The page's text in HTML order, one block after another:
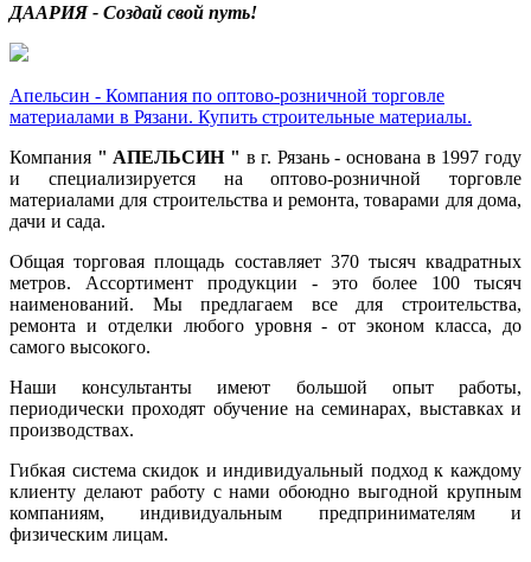
ДААРИЯ - Создай свой путь!
Апельсин - Компания по оптово-розничной торговле
материалами в Рязани. Купить строительные материалы.
Компания " АПЕЛЬСИН " в г. Рязань - основана в 1997 году
и специализируется на оптово-розничной торговле
материалами для строительства и ремонта, товарами для дома,
дачи и сада.
Общая торговая площадь составляет 370 тысяч квадратных
метров. Ассортимент продукции - это более 100 тысяч
наименований. Мы предлагаем все для строительства,
ремонта и отделки любого уровня - от эконом класса, до
самого высокого.
Наши консультанты имеют большой опыт работы,
периодически проходят обучение на семинарах, выставках и
производствах.
Гибкая система скидок и индивидуальный подход к каждому
клиенту делают работу с нами обоюдно выгодной крупным
компаниям, индивидуальным предпринимателям и
физическим лицам.